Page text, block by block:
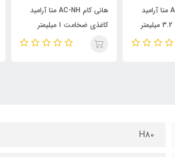
هانی کام AC-NH متا آرامید
هانی کام AC-NH متا آرامید
کاغذی ضخامت 1 میلیمتر
H80